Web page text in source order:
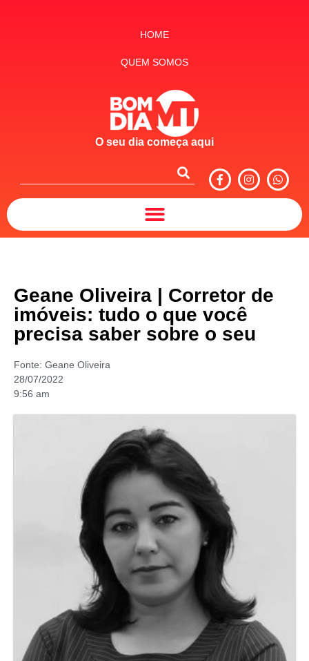
HOME
QUEM SOMOS
O seu dia começa aqui
Geane Oliveira | Corretor de
imóveis: tudo o que você
precisa saber sobre o seu
Fonte: Geane Oliveira
28/07/2022
9:56 am